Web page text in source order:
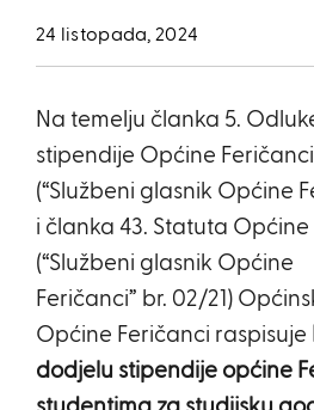
24 listopada, 2024
Na temelju članka 5.
stipendije Općine
(“Službeni glasnik Općine
i članka 43. Statuta Općine
(“Službeni glasnik Općine
Feričanci” br. 02/21)
Općine Feričanci raspisuje
dodjelu stipendije općine